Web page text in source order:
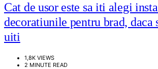
Cat de usor este sa iti alegi
decoratiunile pentru brad, daca
uiti
1,8K VIEWS
2 MINUTE READ